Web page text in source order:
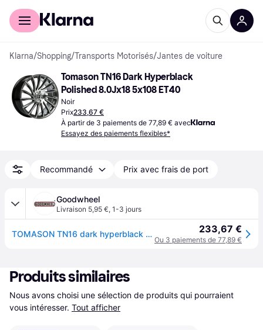
Acheter avec Klarna
Klarna/Shopping/Transports Motorisés/Jantes de voiture
Tomason TN16 Dark Hyperblack
Polished 8.0Jx18 5x108 ET40
Noir
Prix233,67 €
À partir de 3 paiements de 77,89 € avec
Essayez des paiements flexibles*
Recommandé Prix avec frais de port
Goodwheel
Livraison 5,95 €, 1-3 jours
TOMASON TN16 dark hyperblack polished 8.0Jx18 5x108 ET40 233,67 €
Ou 3 paiements de 77,89 €
Produits similaires
Nous avons choisi une sélection de produits qui pourraient
vous intéresser. Tout afficher